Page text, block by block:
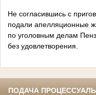
Не согласившись с
подали апелляционные
по уголовным делам
без удовлетворения.
ПОДАЧА